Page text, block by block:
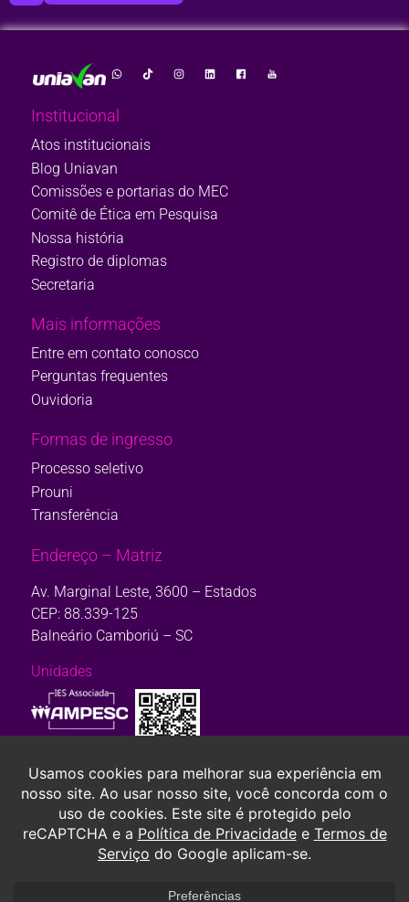
Institucional
Atos institucionais
Blog Uniavan
Comissões e portarias do MEC
Comitê de Ética em Pesquisa
Nossa história
Registro de diplomas
Secretaria
Mais informações
Entre em contato conosco
Perguntas frequentes
Ouvidoria
Formas de ingresso
Processo seletivo
Prouni
Transferência
Endereço – Matriz
Av. Marginal Leste, 3600 – Estados
CEP: 88.339-125
Balneário Camboriú – SC
Unidades
Consulte aqui o cadastro da Instituição no Sistema e-Mec. Ou, se
preferir,clique aqui.